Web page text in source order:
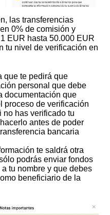
las transferencias
0% de comisión y
EUR hasta 50.000 EUR
tu nivel de verificación en
que te pedirá que
personal que debe
documentación que
proceso de verificación
no has verificado tu
antes de poder
bancaria
te saldrá otra
podrás enviar fondos
tu nombre y que debes
beneficiario de la